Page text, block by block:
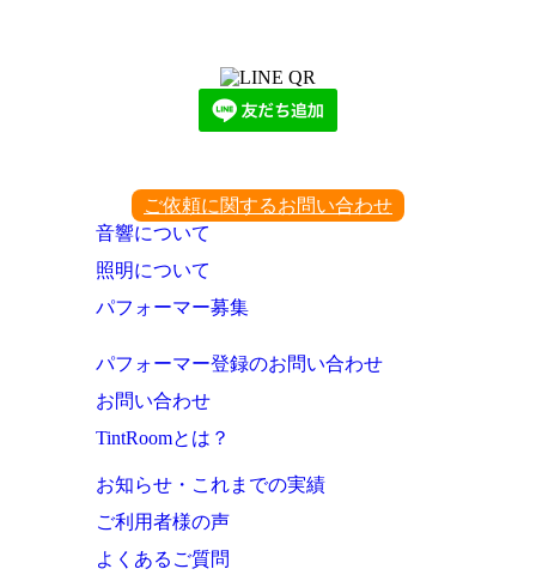
ご依頼に関するお問い合わせ
音響について
照明について
パフォーマー募集
パフォーマー登録のお問い合わせ
お問い合わせ
TintRoomとは？
お知らせ・これまでの実績
ご利用者様の声
よくあるご質問